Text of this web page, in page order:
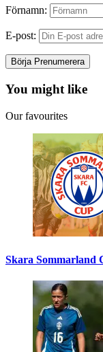
Förnamn:
E-post:
You might like
Our favourites
Skara Sommarland